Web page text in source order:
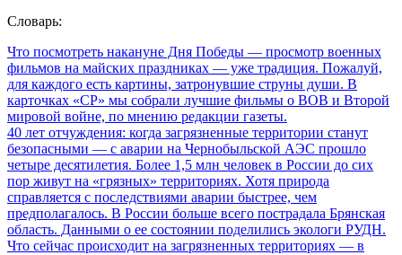
Словарь:
Что посмотреть накануне Дня Победы — просмотр военных
фильмов на майских праздниках — уже традиция. Пожалуй,
для каждого есть картины, затронувшие струны души. В
карточках «СР» мы собрали лучшие фильмы о ВОВ и Второй
мировой войне, по мнению редакции газеты.
40 лет отчуждения: когда загрязненные территории станут
безопасными — с аварии на Чернобыльской АЭС прошло
четыре десятилетия. Более 1,5 млн человек в России до сих
пор живут на «грязных» территориях. Хотя природа
справляется с последствиями аварии быстрее, чем
предполагалось. В России больше всего пострадала Брянская
область. Данными о ее состоянии поделились экологи РУДН.
Что сейчас происходит на загрязненных территориях — в